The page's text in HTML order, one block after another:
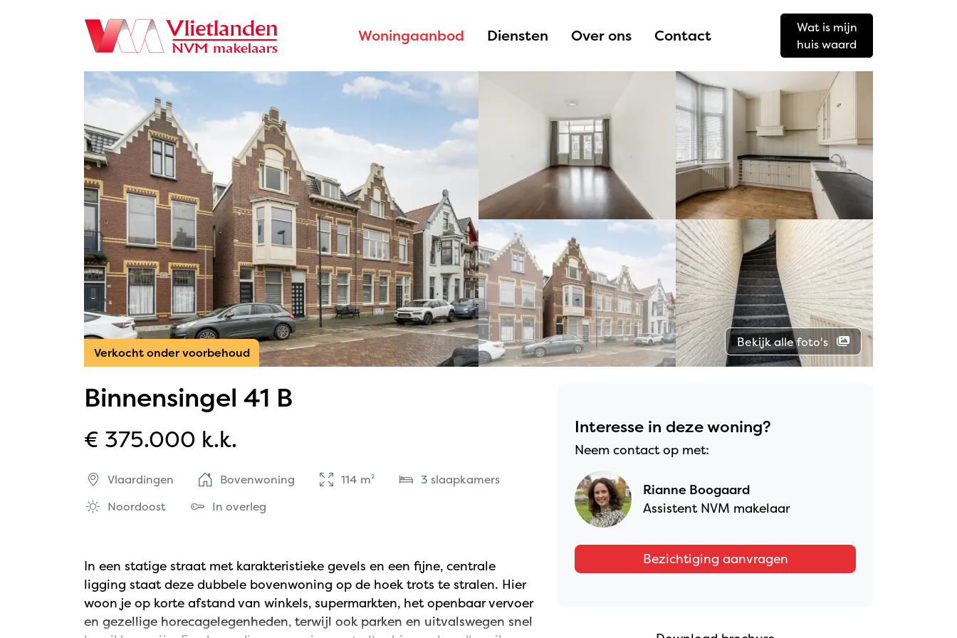
Navigation Woningaanbod Diensten Over ons Contact
Wat is mijn
huis waard
Verkocht onder voorbehoud
Bekijk alle foto's
Binnensingel 41 B
€ 375.000 k.k.
Vlaardingen Bovenwoning 114 m²
3 slaapkamers
Noordoost
In overleg
In een statige straat met karakteristieke gevels en een fijne, centrale
ligging staat deze dubbele bovenwoning op de hoek trots te stralen. Hier
woon je op korte afstand van winkels, supermarkten, het openbaar vervoer
en gezellige horecagelegenheden, terwijl ook parken en uitvalswegen snel
Interesse in deze woning?
Neem contact op met:
Rianne Boogaard
Assistent NVM makelaar
Bezichtiging aanvragen